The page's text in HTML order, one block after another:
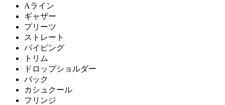
Aライン
ギャザー
プリーツ
ストレート
パイピング
トリム
ドロップショルダー
バック
カシュクール
フリンジ